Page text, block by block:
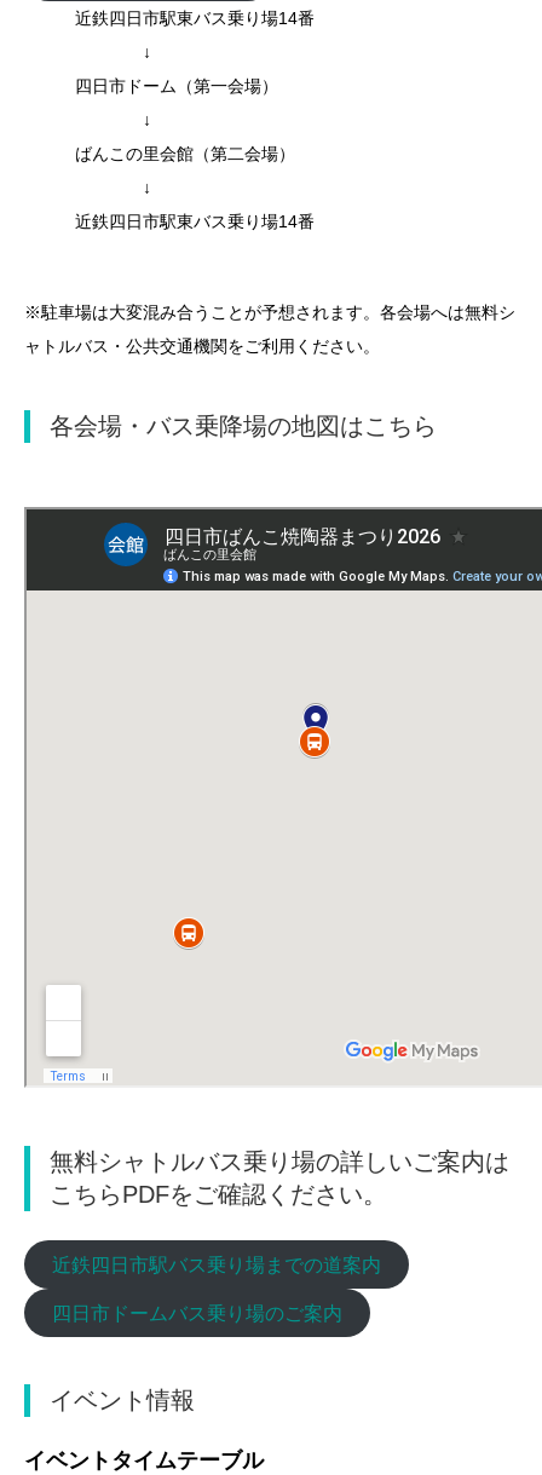
近鉄四日市駅東バス乗り場14番
↓
四日市ドーム（第一会場）
↓
ばんこの里会館（第二会場）
↓
近鉄四日市駅東バス乗り場14番
※駐車場は大変混み合うことが予想されます。各会場へは無料シ
ャトルバス・公共交通機関をご利用ください。
各会場・バス乗降場の地図はこちら
無料シャトルバス乗り場の詳しいご案内は
こちらPDFをご確認ください。
近鉄四日市駅バス乗り場までの道案内
四日市ドームバス乗り場のご案内
イベント情報
イベントタイムテーブル